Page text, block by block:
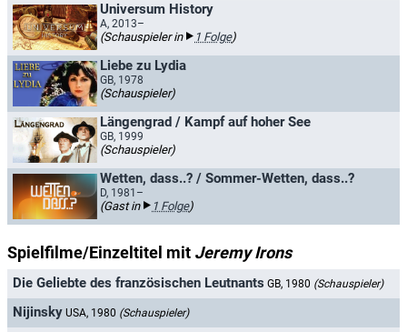
Universum History
A, 2013–
(Schauspieler in 1 Folge)
Liebe zu Lydia
GB, 1978
(Schauspieler)
Längengrad / Kampf auf hoher See
GB, 1999
(Schauspieler)
Wetten, dass..? / Sommer-Wetten, dass..?
D, 1981–
(Gast in 1 Folge)
Spielfilme/Einzeltitel mit Jeremy Irons
Die Geliebte des französischen Leutnants GB, 1980 (Schauspieler)
Nijinsky USA, 1980 (Schauspieler)